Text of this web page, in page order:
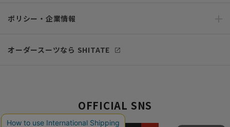
ポリシー・企業情報
オーダースーツなら SHITATE
OFFICIAL SNS